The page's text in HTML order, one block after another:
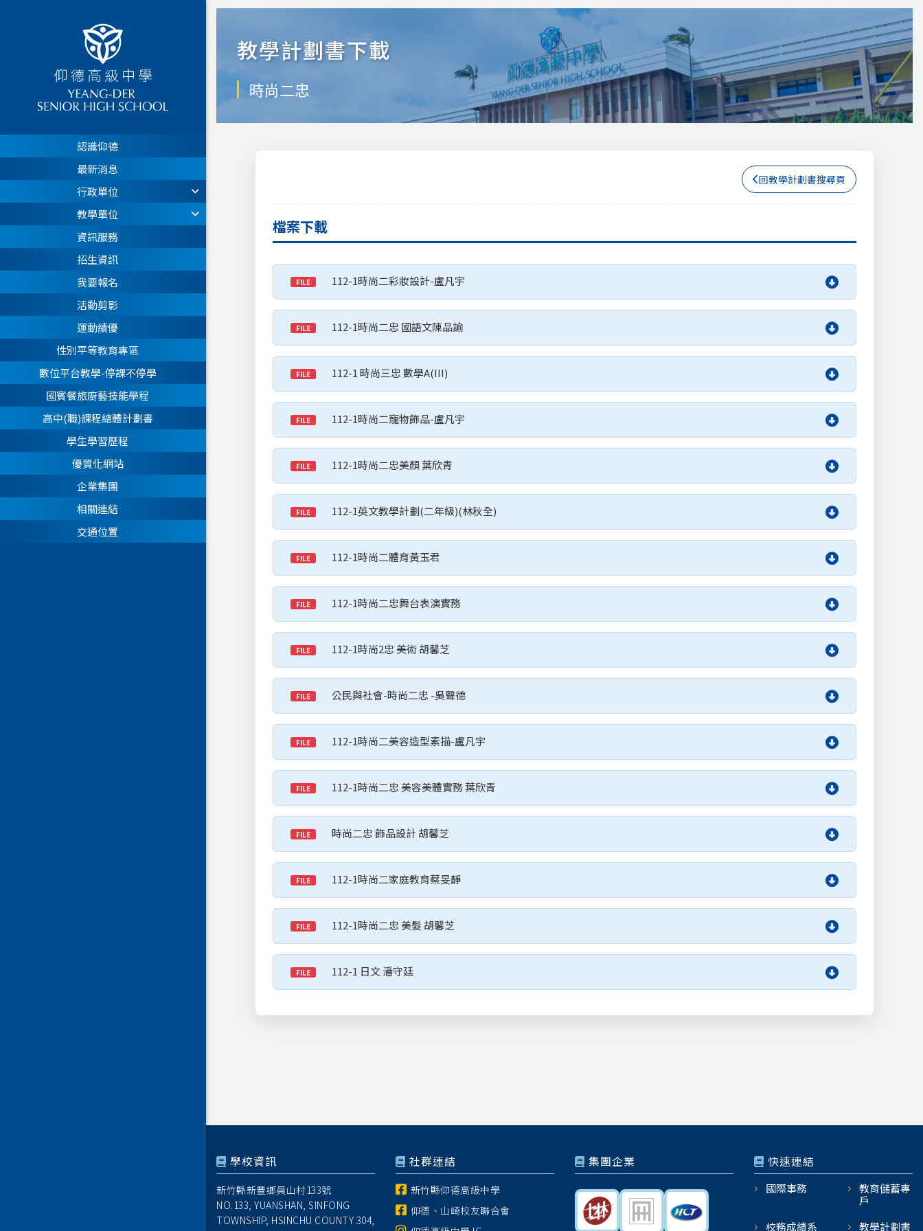
認識仰德
最新消息
行政單位
教學單位
資訊服務
招生資訊
我要報名
活動剪影
運動績優
性別平等教育專區
數位平台教學-停課不停學
國賓餐旅廚藝技能學程
高中(職)課程總體計劃書
學生學習歷程
優質化網站
企業集團
相關連結
交通位置
教學計劃書下載
時尚二忠
回教學計劃書搜尋頁
檔案下載
FILE 112-1時尚二彩妝設計-盧凡宇
FILE 112-1時尚二忠 國語文陳品諭
FILE 112-1 時尚三忠 數學A(III)
FILE 112-1時尚二寵物飾品-盧凡宇
FILE 112-1時尚二忠美顏 葉欣青
FILE 112-1英文教學計劃(二年級)(林秋全)
FILE 112-1時尚二體育黃玉君
FILE 112-1時尚二忠舞台表演實務
FILE 112-1時尚2忠 美術 胡馨芝
FILE 公民與社會-時尚二忠 -吳聲德
FILE 112-1時尚二美容造型素描-盧凡宇
FILE 112-1時尚二忠 美容美體實務 葉欣青
FILE 時尚二忠 飾品設計 胡馨芝
FILE 112-1時尚二家庭教育蔡旻靜
FILE 112-1時尚二忠 美髮 胡馨芝
FILE 112-1 日文 潘守廷
學校資訊
新竹縣新豐鄉員山村133號
NO.133, YUANSHAN, SINFONG
TOWNSHIP, HSINCHU COUNTY 304,
社群連結
新竹縣仰德高級中學
仰德、山崎校友聯合會
集團企業 快速連結
國際事務
教育儲蓄專
戶
校務成績系
教學計劃書